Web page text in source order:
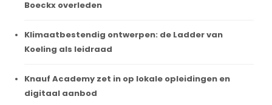
Boeckx overleden
Klimaatbestendig ontwerpen: de Ladder van
Koeling als leidraad
Knauf Academy zet in op lokale opleidingen en
digitaal aanbod